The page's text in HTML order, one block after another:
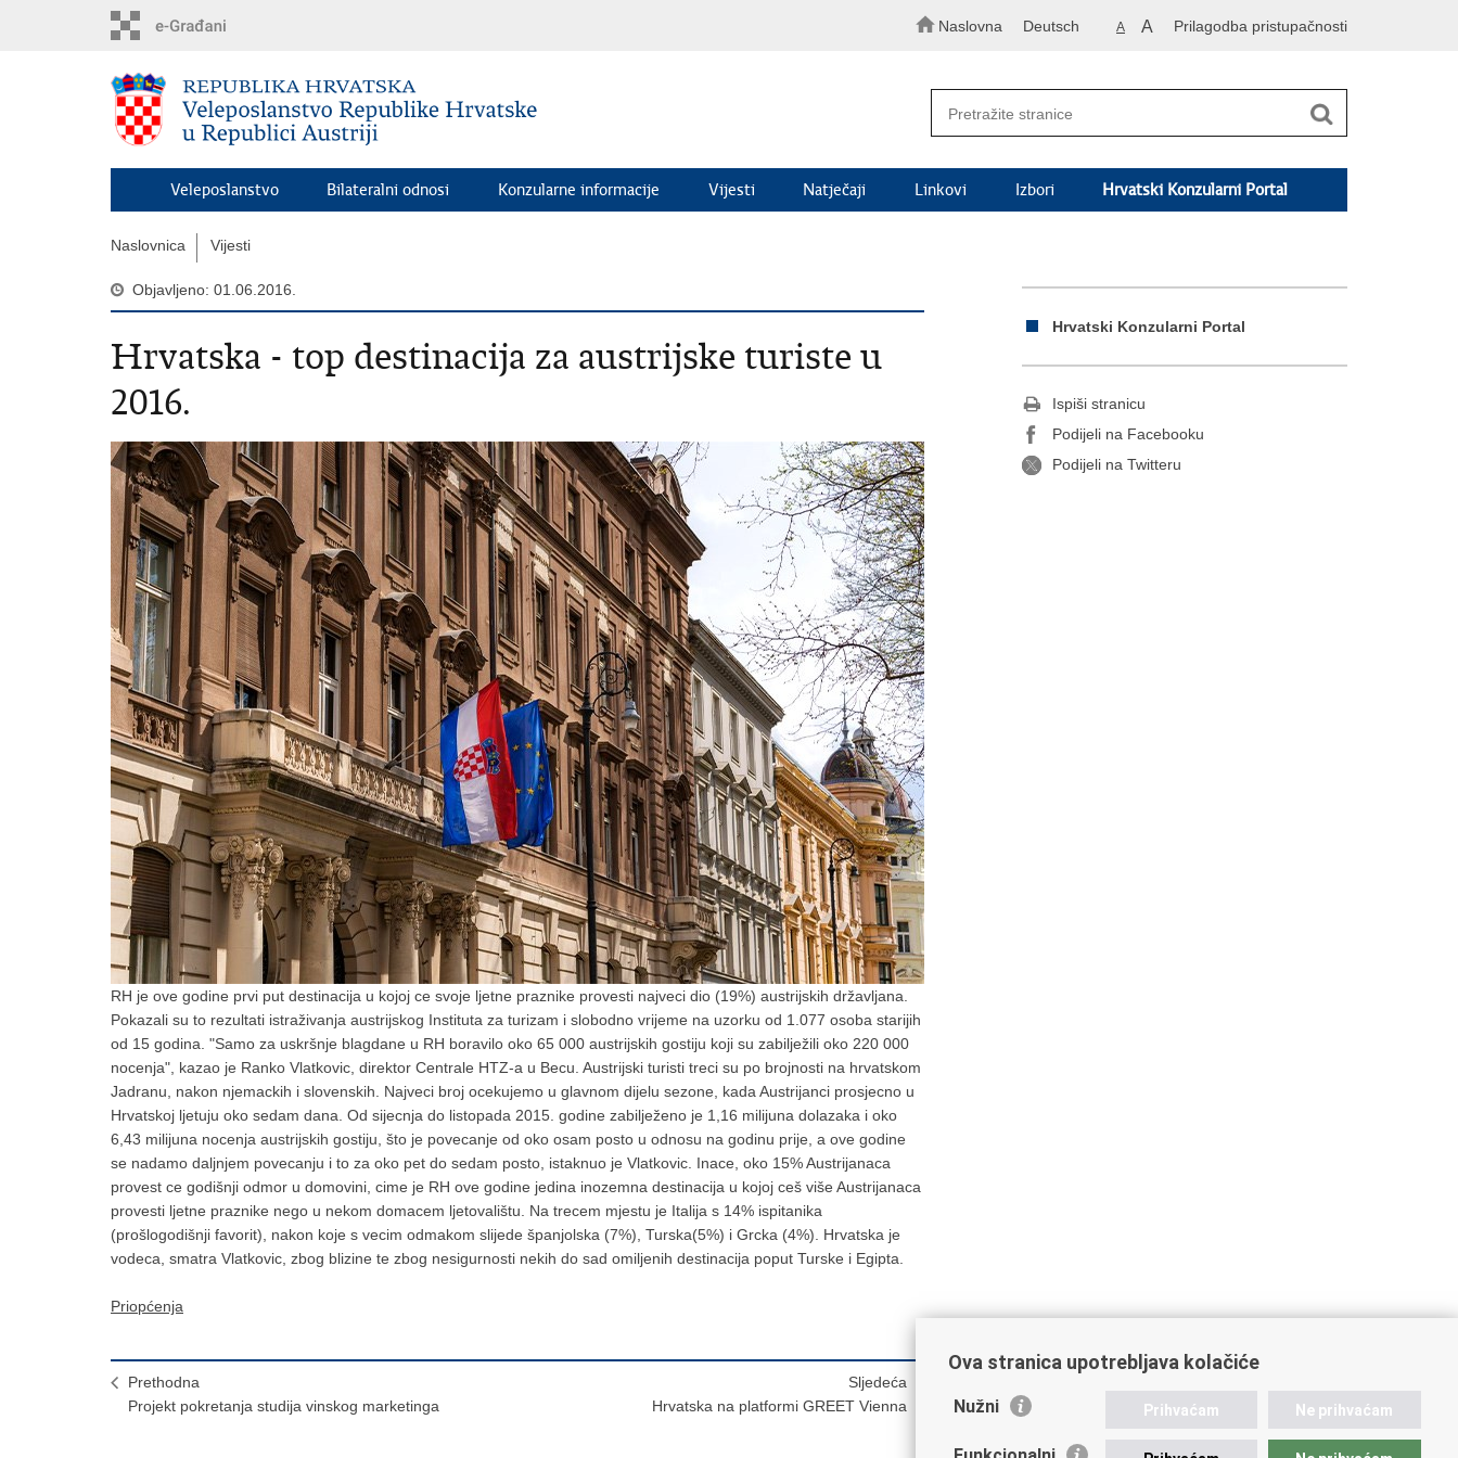
Naslovna Deutsch A A Prilagodba pristupačnosti
Veleposlanstvo Bilateralni odnosi Konzularne informacije Vijesti Natječaji Linkovi Izbori Hrvatski Konzularni Portal
Naslovnica Vijesti
Objavljeno: 01.06.2016.
Hrvatska - top destinacija za austrijske turiste u
2016.
RH je ove godine prvi put destinacija u kojoj ce svoje ljetne praznike provesti najveci dio (19%) austrijskih državljana.
Pokazali su to rezultati istraživanja austrijskog Instituta za turizam i slobodno vrijeme na uzorku od 1.077 osoba starijih
od 15 godina. "Samo za uskršnje blagdane u RH boravilo oko 65 000 austrijskih gostiju koji su zabilježili oko 220 000
nocenja", kazao je Ranko Vlatkovic, direktor Centrale HTZ-a u Becu. Austrijski turisti treci su po brojnosti na hrvatskom
Jadranu, nakon njemackih i slovenskih. Najveci broj ocekujemo u glavnom dijelu sezone, kada Austrijanci prosjecno u
Hrvatskoj ljetuju oko sedam dana. Od sijecnja do listopada 2015. godine zabilježeno je 1,16 milijuna dolazaka i oko
6,43 milijuna nocenja austrijskih gostiju, što je povecanje od oko osam posto u odnosu na godinu prije, a ove godine
se nadamo daljnjem povecanju i to za oko pet do sedam posto, istaknuo je Vlatkovic. Inace, oko 15% Austrijanaca
provest ce godišnji odmor u domovini, cime je RH ove godine jedina inozemna destinacija u kojoj ceš više Austrijanaca
provesti ljetne praznike nego u nekom domacem ljetovalištu. Na trecem mjestu je Italija s 14% ispitanika
(prošlogodišnji favorit), nakon koje s vecim odmakom slijede španjolska (7%), Turska(5%) i Grcka (4%). Hrvatska je
vodeca, smatra Vlatkovic, zbog blizine te zbog nesigurnosti nekih do sad omiljenih destinacija poput Turske i Egipta.
Priopćenja
Prethodna
Projekt pokretanja studija vinskog marketinga
Sljedeća
Hrvatska na platformi GREET Vienna
Hrvatski Konzularni Portal
Ispiši stranicu
Podijeli na Facebooku
Podijeli na Twitteru
Ova stranica upotrebljava kolačiće
Nužni Prihvaćam Ne prihvaćam